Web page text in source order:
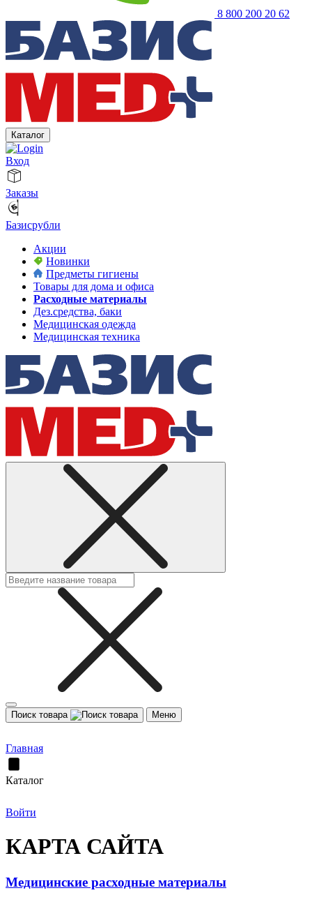
8 800 200 20 62
Каталог
Вход
Заказы
Базисрубли
Акции
Новинки
Предметы гигиены
Товары для дома и офиса
Расходные материалы
Дез.средства, баки
Медицинская одежда
Медицинская техника
Поиск товара Меню
Главная
Каталог
Войти
КАРТА САЙТА
Медицинские расходные материалы